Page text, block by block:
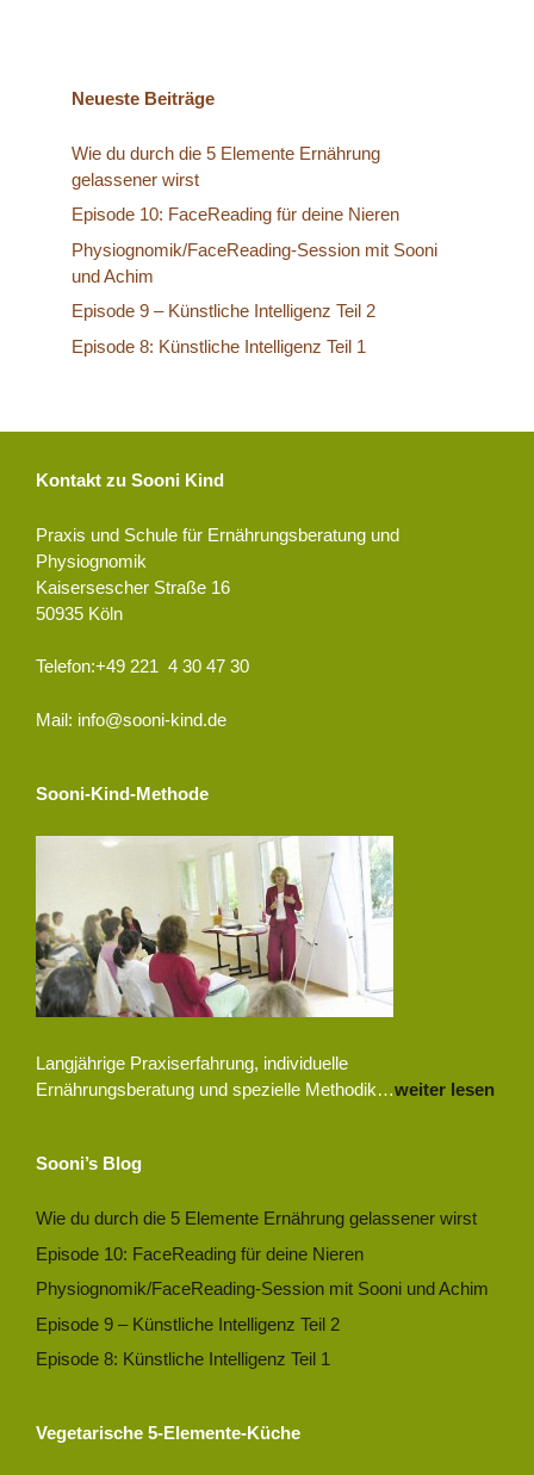
Neueste Beiträge
Wie du durch die 5 Elemente Ernährung
gelassener wirst
Episode 10: FaceReading für deine Nieren
Physiognomik/FaceReading-Session mit Sooni
und Achim
Episode 9 – Künstliche Intelligenz Teil 2
Episode 8: Künstliche Intelligenz Teil 1
Kontakt zu Sooni Kind
Praxis und Schule für Ernährungsberatung und
Physiognomik
Kaisersescher Straße 16
50935 Köln
Telefon:+49 221 4 30 47 30
Mail: info@sooni-kind.de
Sooni-Kind-Methode
Langjährige Praxiserfahrung, individuelle
Ernährungsberatung und spezielle Methodik…weiter lesen
Sooni’s Blog
Wie du durch die 5 Elemente Ernährung gelassener wirst
Episode 10: FaceReading für deine Nieren
Physiognomik/FaceReading-Session mit Sooni und Achim
Episode 9 – Künstliche Intelligenz Teil 2
Episode 8: Künstliche Intelligenz Teil 1
Vegetarische 5-Elemente-Küche